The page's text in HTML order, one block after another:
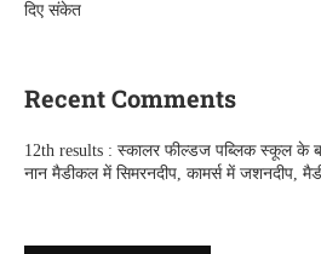
दिए संकेत
Recent Comments
12th results : स्कालर फील्डज पब्लिक स्कूल के
नान मैडीकल में सिमरनदीप, कामर्स में जशनदीप,